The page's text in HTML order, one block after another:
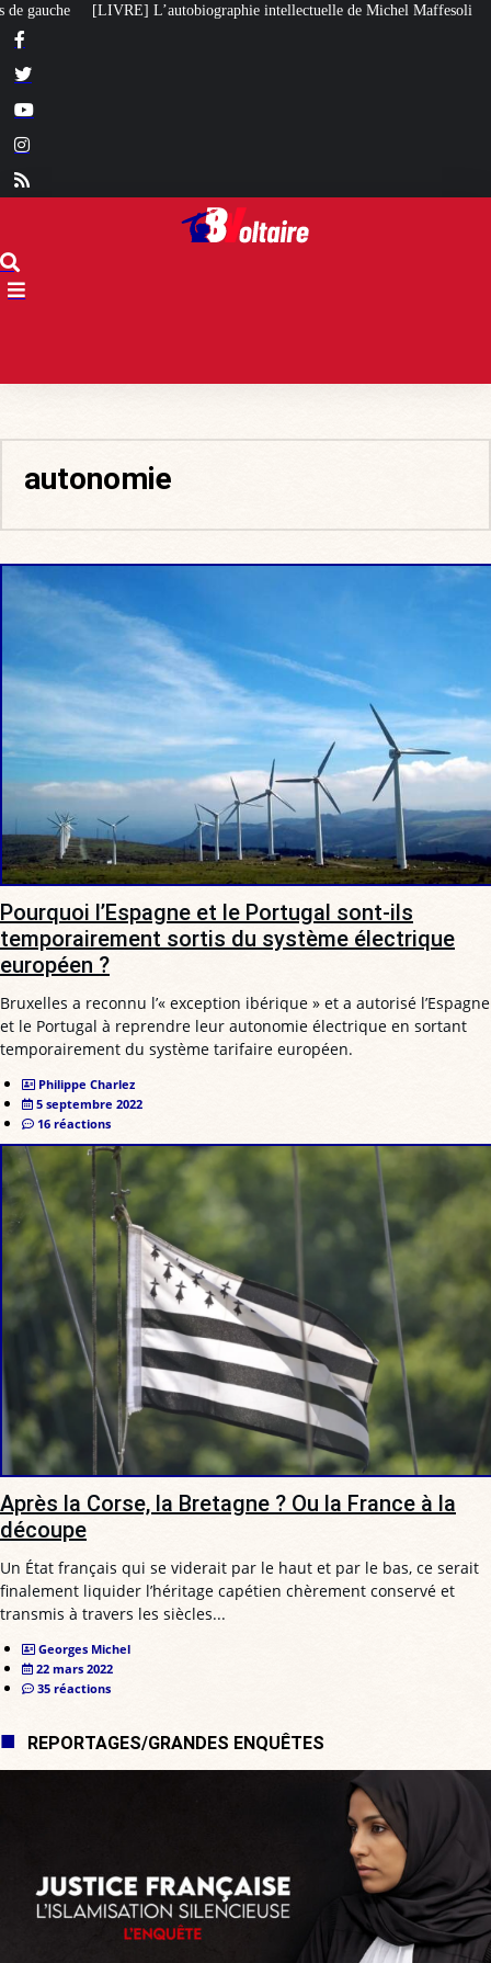
intellectuelle de Michel Maffesoli Pour regagner son
autonomie
Pourquoi l’Espagne et le Portugal sont-ils
temporairement sortis du système électrique
européen ?
Bruxelles a reconnu l’« exception ibérique » et a autorisé l’Espagne
et le Portugal à reprendre leur autonomie électrique en sortant
temporairement du système tarifaire européen.
Philippe Charlez
5 septembre 2022
16 réactions
Après la Corse, la Bretagne ? Ou la France à la
découpe
Un État français qui se viderait par le haut et par le bas, ce serait
finalement liquider l’héritage capétien chèrement conservé et
transmis à travers les siècles...
Georges Michel
22 mars 2022
35 réactions
REPORTAGES/GRANDES ENQUÊTES